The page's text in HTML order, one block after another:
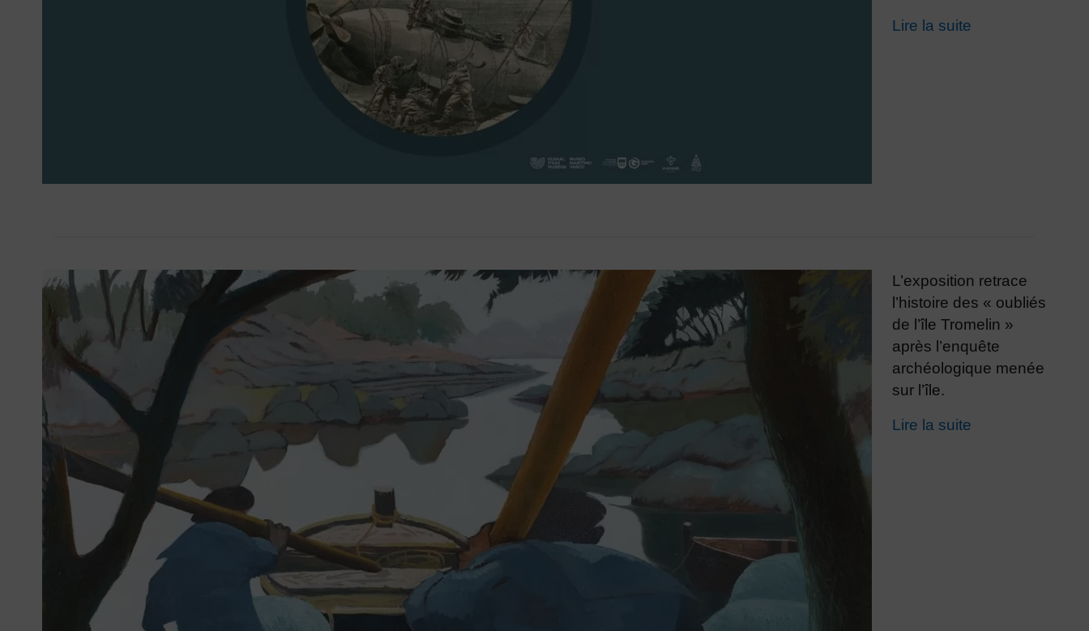
Lire la suite
L’exposition retrace
l’histoire des « oubliés
de l’île Tromelin »
après l’enquête
archéologique menée
sur l’île.
Lire la suite